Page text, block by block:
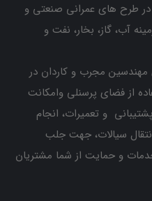
در طرح های عمرانی صنعتی و
آب، گاز، بخار، نفت و
مهندسین مجرب و کاردان ‌در
از فضای پرسنلی وامکانت
و تعمیرات، انجام
سیالات، جهت جلب
خدمات و حمایت از شما مشتریان